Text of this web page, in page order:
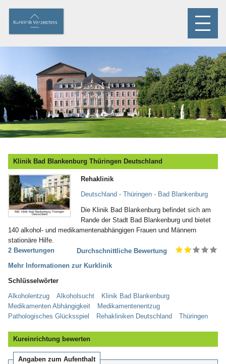
Klinik Bad Blankenburg Thüringen Deutschland
Bild: Klinik Bad Blankenburg Thüringen
Deutschland
Rehaklinik
Deutschland - Thüringen - Bad Blankenburg
Die Klinik Bad Blankenburg befindet sich am
Rande der Stadt Bad Blankenburg und bietet
140 alkohol- und medikamentenabhängigen Frauen und Männern
stationäre Hilfe.
2 Bewertungen
Durchschnittliche Bewertung
Mehr Informationen zur Kurklinik
Schlüsselwörter
Alkoholentzug Alkoholsucht
Klinik Bad Blankenburg
Medikamenten Abhängigkeit
Medikamentenentzug
Pathologisches Glücksspiel
Rehakliniken Deutschland Thüringen
Kureinrichtung bewerten
Angaben zum Aufenthalt